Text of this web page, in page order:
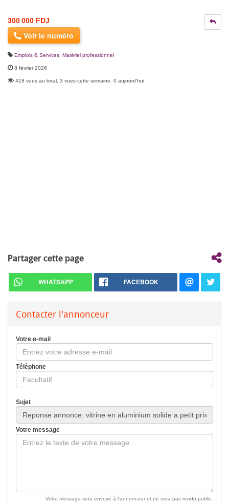
300 000 FDJ
Voir le numéro
Emplois & Services Matériel professionnel
8 février 2026
418 vues au total, 3 vues cette semaine, 0 aujourd'hui
Partager cette page
WHATSAPP FACEBOOK
Contacter l'annonceur
Votre e-mail
Téléphone
Sujet
Votre message
Votre message sera envoyé à l'annonceur et ne sera pas rendu public.